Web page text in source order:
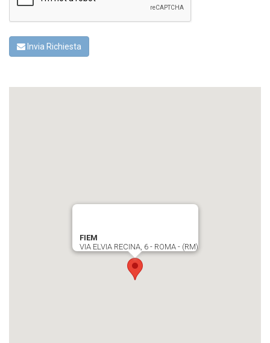
Invia Richiesta
FIEM
VIA ELVIA RECINA, 6 - ROMA - (RM)